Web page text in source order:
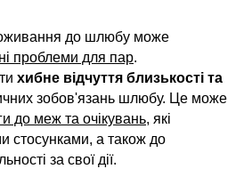
до шлюбу може
проблеми для пар.
хибне відчуття близькості та
зобов'язань шлюбу. Це може
до меж та очікувань, які
стосунками, а також до
за свої дії.